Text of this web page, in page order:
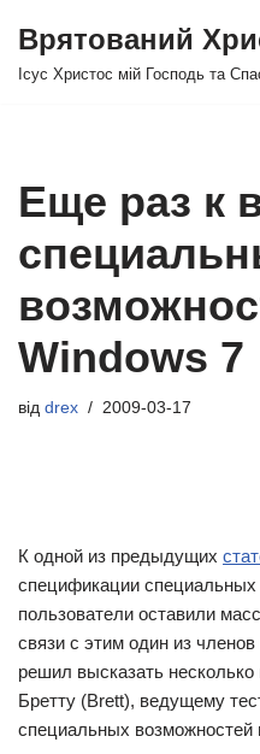
Перейти
Врятований
Ісус Христос мій Господь та
Еще раз к
Windows 7
від drex 2009-03-17
К одной из предыдущих
спецификации
пользователи оставили
связи с этим один из
решил высказать
Бретту (Brett), ведущему
специальных возможностей